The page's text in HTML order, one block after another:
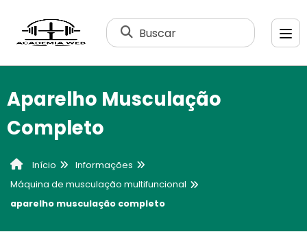
Buscar
Aparelho Musculação
Completo
Início
Informações
Máquina de musculação multifuncional
aparelho musculação completo